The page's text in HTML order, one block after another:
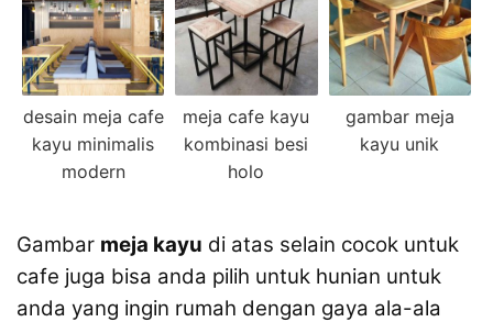
desain meja cafe
kayu minimalis
modern
meja cafe kayu
kombinasi besi
holo
gambar meja
kayu unik
Gambar meja kayu di atas selain cocok untuk
cafe juga bisa anda pilih untuk hunian untuk
anda yang ingin rumah dengan gaya ala-ala